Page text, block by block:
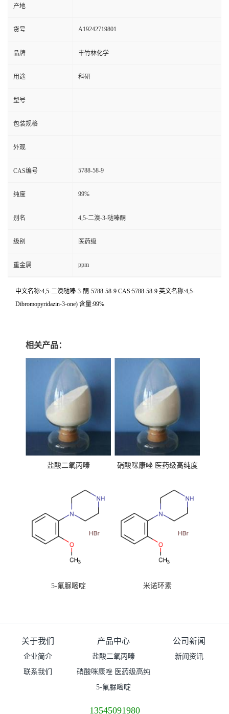
产地
货号 A19242719801
品牌 丰竹林化学
用途 科研
型号
包装规格
外观
CAS编号 5788-58-9
纯度 99%
别名 4,5-二溴-3-哒嗪酮
级别 医药级
重金属 ppm
中文名称:4,5-二溴哒嗪-3-酮-5788-58-9 CAS:5788-58-9 英文名称:4,5-
Dibromopyridazin-3-one) 含量:99%
相关产品：
盐酸二氧丙嗪
硝酸咪康唑 医药级高纯度
5-氟脲嘧啶 米诺环素
关于我们
企业简介
联系我们
产品中心
盐酸二氧丙嗪
硝酸咪康唑 医药级高纯
度99%原粉
5-氟脲嘧啶
公司新闻
新闻资讯
13545091980